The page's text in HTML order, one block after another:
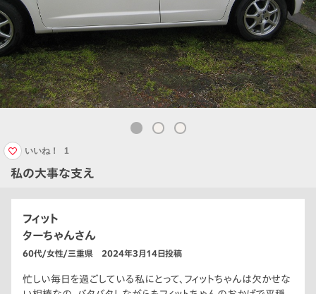
私の大事な支え
いいね！ 1
フィット
ターちゃんさん
60代/女性/三重県 2024年3月14日投稿
忙しい毎日を過ごしている私にとって、フィットちゃんは欠かせな